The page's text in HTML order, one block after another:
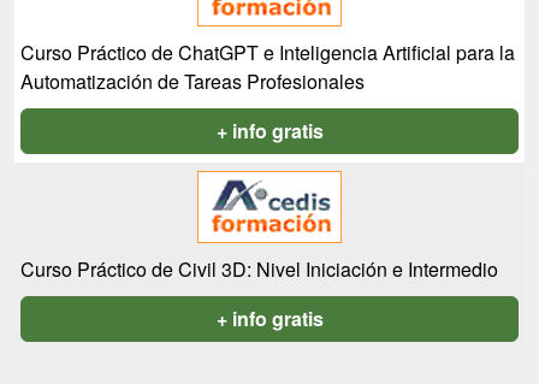
Curso Práctico de ChatGPT e Inteligencia Artificial para la
Automatización de Tareas Profesionales
+ info gratis
Curso Práctico de Civil 3D: Nivel Iniciación e Intermedio
+ info gratis